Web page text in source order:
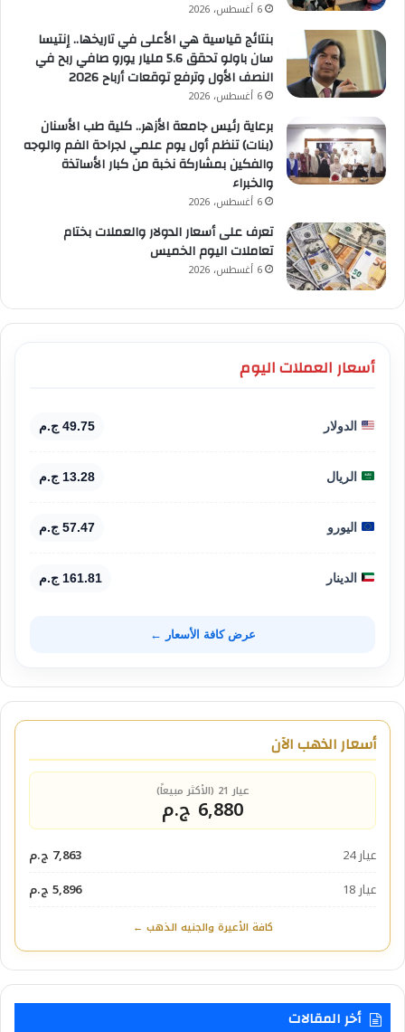
6 أغسطس، 2026
بنتائج قياسية هي الأعلى في تاريخها.. إنتيسا
سان باولو تحقق 5.6 مليار يورو صافي ربح في
النصف الأول وترفع توقعات أرباح 2026
6 أغسطس، 2026
برعاية رئيس جامعة الأزهر.. كلية طب الأسنان
(بنات) تنظم أول يوم علمي لجراحة الفم والوجه
والفكين بمشاركة نخبة من كبار الأساتذة
والخبراء
6 أغسطس، 2026
تعرف على أسعار الدولار والعملات بختام
تعاملات اليوم الخميس
6 أغسطس، 2026
أسعار العملات اليوم
الدولار 49.75 ج.م
الريال 13.28 ج.م
اليورو 57.47 ج.م
الدينار 161.81 ج.م
عرض كافة الأسعار ←
أسعار الذهب الآن
عيار 21 (الأكثر مبيعاً)
6,880 ج.م
عيار 24
7,863 ج.م
عيار 18
5,896 ج.م
كافة الأعيرة والجنيه الذهب ←
أخر المقالات